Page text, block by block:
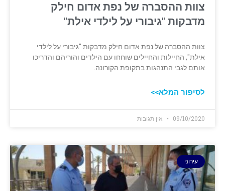
צוות ההסברה של נפת אדום חילק
מדבקות "גיבורי על לילדי אילת"
צוות ההסברה של נפת אדום חילק מדבקות "גיבורי על לילדי
אילת", החיילות והחיילים שוחחו עם הילדים ‏והוריהם והדריכו
אותם לגבי התנהגות בתקופת הקורונה.‏
לסיפור המלא>>
09/10/2020 אין תגובות
עירוני